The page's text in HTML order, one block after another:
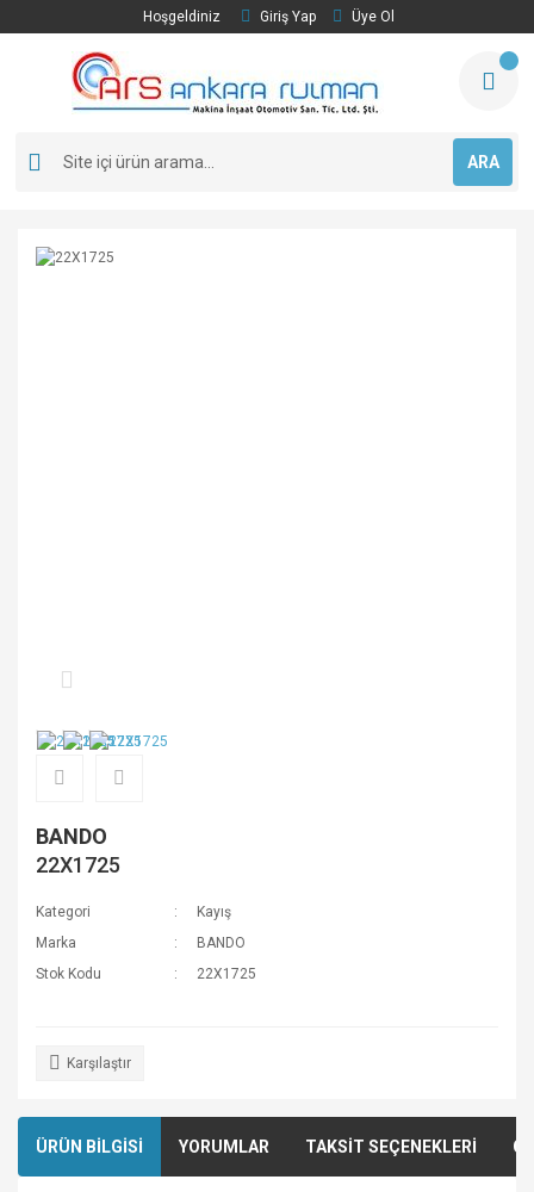
Hoşgeldiniz Giriş Yap Üye Ol
ARA
BANDO
22X1725
Kategori
Kayış
Marka
BANDO
Stok Kodu
22X1725
Karşılaştır
ÜRÜN BİLGİSİ YORUMLAR TAKSİT SEÇENEKLERİ